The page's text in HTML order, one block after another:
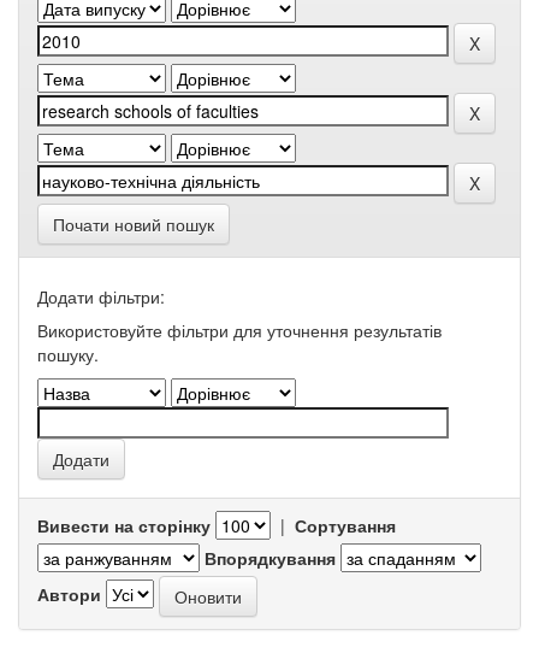
Почати новий пошук
Додати фільтри:
Використовуйте фільтри для уточнення результатів
пошуку.
Вивести на сторінку | Сортування
Впорядкування
Автори